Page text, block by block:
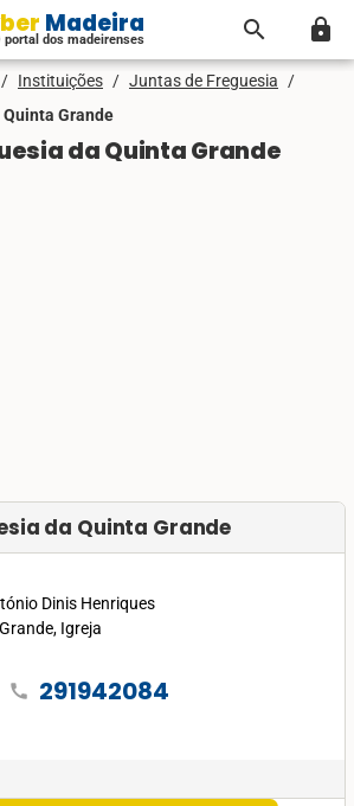
Madeira
portal dos madeirenses search lock
/ Instituições / Juntas de Freguesia
/
Grande
da Quinta Grande
da Quinta Grande
Dinis Henriques
Igreja
call 291942084